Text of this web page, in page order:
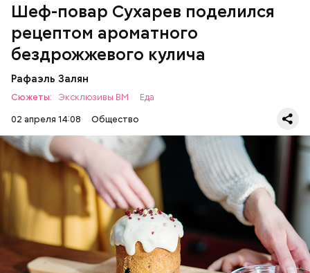
Шеф-повар Сухарев поделился
рецептом ароматного
бездрожжевого кулича
Рафаэль Залян
Сюжеты: Эксклюзивы ВМ
Еда
02 апреля 14:08
Общество
Первый необычный рецепт кулича несколько
отличается от классической рецептуры, так как
содержит нестандартную начинку:
ПРАЗДНИКИ РЕЦЕПТЫ ПАСХА